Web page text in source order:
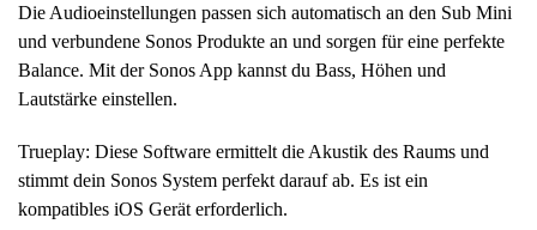
Die Audioeinstellungen passen sich automatisch an den Sub Mini
und verbundene Sonos Produkte an und sorgen für eine perfekte
Balance. Mit der Sonos App kannst du Bass, Höhen und
Lautstärke einstellen.
Trueplay: Diese Software ermittelt die Akustik des Raums und
stimmt dein Sonos System perfekt darauf ab. Es ist ein
kompatibles iOS Gerät erforderlich.